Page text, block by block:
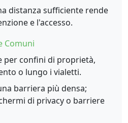
distanza sufficiente rende
e l'accesso.
Comuni
per confini di proprietà,
o lungo i vialetti.
barriera più densa;
di privacy o barriere